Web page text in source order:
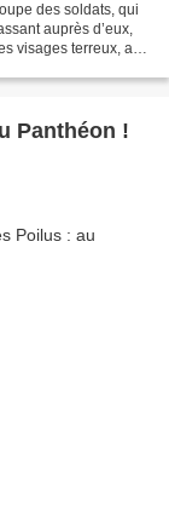
auprès d’eux,
visages terreux, aux
Panthéon !